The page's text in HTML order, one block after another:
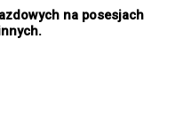
na posesjach